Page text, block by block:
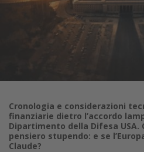
Cronologia e considerazioni
finanziarie dietro l’accordo
Dipartimento della Difesa USA.
pensiero stupendo: e se
Claude?